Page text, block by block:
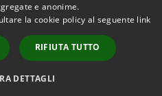
e anonime.
la cookie policy al seguente link
RIFIUTA TUTTO
DETTAGLI